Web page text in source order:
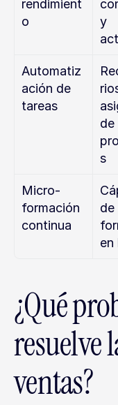
rendimient
o
y
Automatiz
ación de
tareas
de
s
Micro-
formación
continua
de
en
¿Qué
resuelve
ventas?